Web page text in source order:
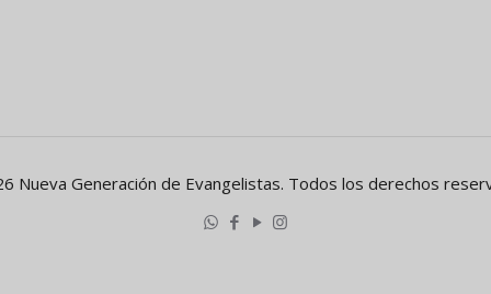
Nueva Generación de Evangelistas. Todos los derechos